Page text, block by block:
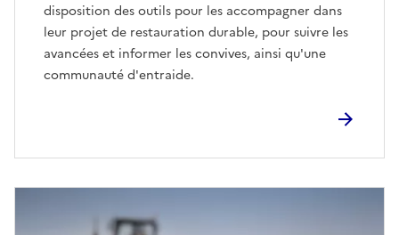
disposition des outils pour les accompagner dans
leur projet de restauration durable, pour suivre les
avancées et informer les convives, ainsi qu'une
communauté d'entraide.